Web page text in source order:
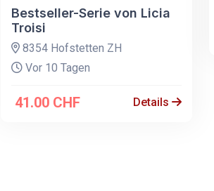
Bestseller-Serie von Licia
Troisi
8354 Hofstetten ZH
Vor 10 Tagen
41.00 CHF Details